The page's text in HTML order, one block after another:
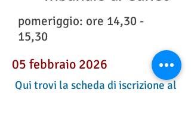
pomeriggio: ore 14,30 -
15,30
05 febbraio 2026
Qui trovi la scheda di iscrizione al